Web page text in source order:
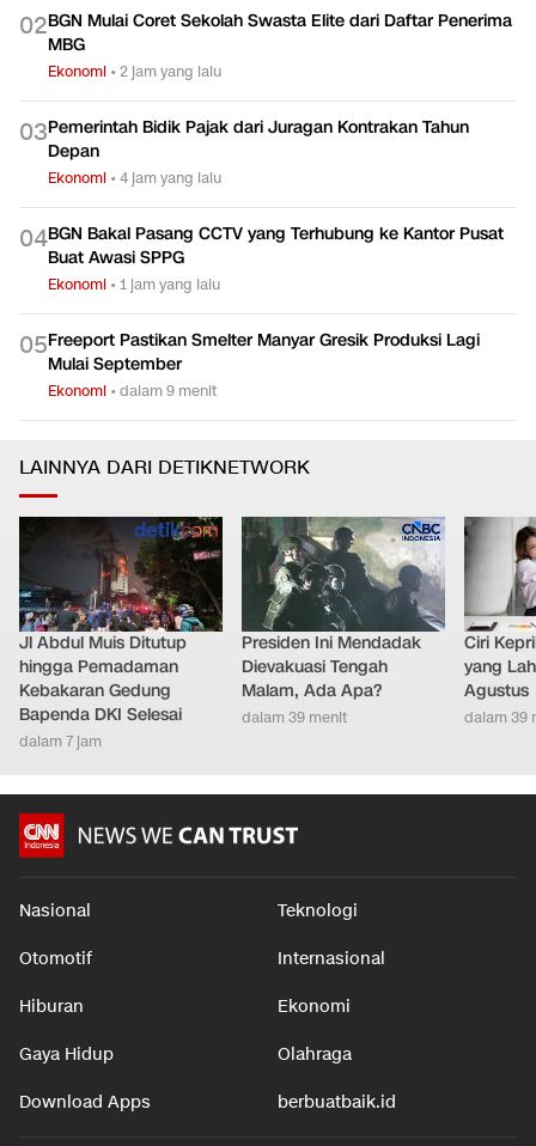
02BGN Mulai Coret Sekolah Swasta Elite dari Daftar Penerima
MBG
Ekonomi •2 jam yang lalu
03Pemerintah Bidik Pajak dari Juragan Kontrakan Tahun
Depan
Ekonomi •4 jam yang lalu
04BGN Bakal Pasang CCTV yang Terhubung ke Kantor Pusat
Buat Awasi SPPG
Ekonomi •1 jam yang lalu
05Freeport Pastikan Smelter Manyar Gresik Produksi Lagi
Mulai September
Ekonomi •dalam 9 menit
LAINNYA DARI DETIKNETWORK
Jl Abdul Muis Ditutup
hingga Pemadaman
Kebakaran Gedung
Bapenda DKI Selesai
dalam 7 jam
Presiden Ini Mendadak
Dievakuasi Tengah
Malam, Ada Apa?
dalam 39 menit
Ciri
yang
Agustus
dalam 39
Nasional Teknologi
Otomotif Internasional
Hiburan Ekonomi
Gaya Hidup Olahraga
Download Apps berbuatbaik.id